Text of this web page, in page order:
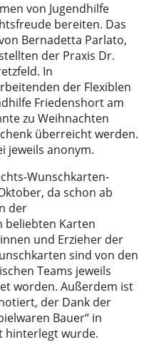
von Jugendhilfe
bereiten. Das
Bernadetta Parlato,
der Praxis Dr.
In
der Flexiblen
Friedenshort am
zu Weihnachten
überreicht werden.
jeweils anonym.
Wunschkarten-
da schon ab
der
beliebten Karten
und Erzieher der
sind von den
Teams jeweils
worden. Außerdem ist
der Dank der
Bauer“ in
hinterlegt wurde.